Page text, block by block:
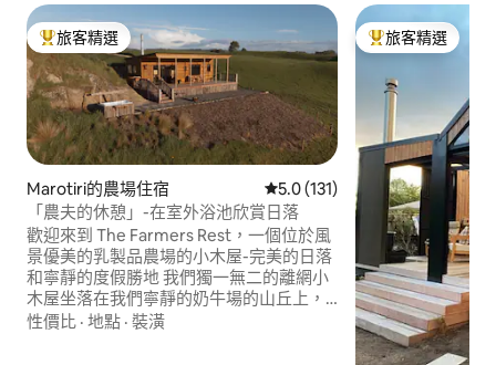
旅客精選榜首
旅客精選
Marotiri的農場住宿 從 131 則評價中獲得 5.0 的平
5.0 (131)
「農夫的休憩」-在室外浴池欣賞日落
歡迎來到 The Farmers Rest，一個位於風
景優美的乳製品農場的小木屋-完美的日落
和寧靜的度假勝地 我們獨一無二的離網小
木屋坐落在我們寧靜的奶牛場的山丘上，
遠離塵囂。 我們迷人的小木屋距離陶波（
性價比 · 地點 · 裝潢
旅客精選榜首
旅客精選